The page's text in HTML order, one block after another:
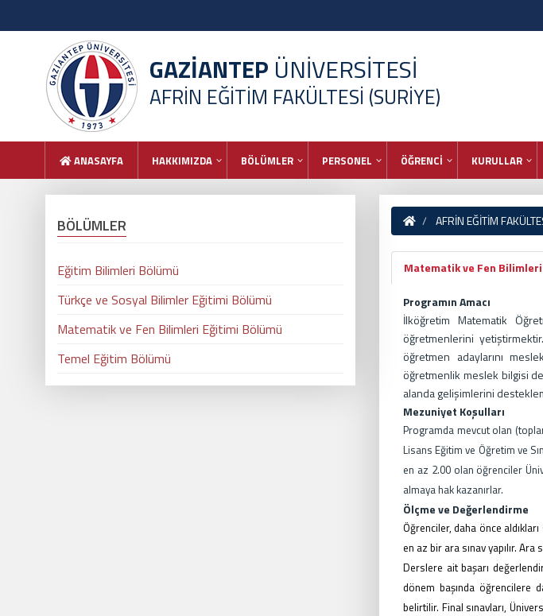
GAZİANTEP ÜNİVERSİTESİ
AFRİN EĞİTİM FAKÜLTESİ (SURİYE)
ANASAYFA HAKKIMIZDA BÖLÜMLER PERSONEL ÖĞRENCİ KURULLAR
AFRİN EĞİTİM
Matematik ve Fen
Programın Amacı
İlköğretim Matematik
öğretmenlerini
öğretmen adaylarını
öğretmenlik meslek bilgisi
alanda gelişimlerini
Mezuniyet Koşulları
Programda mevcut olan
Lisans Eğitim ve Öğretim ve
en az 2.00 olan öğrenciler
almaya hak kazanırlar.
Ölçme ve Değerlendirme
Öğrenciler, daha önce
en az bir ara sınav yapılır. Ara
Derslere ait başarı
dönem başında öğrencilere
belirtilir. Final sınavları,
BÖLÜMLER
Eğitim Bilimleri Bölümü
Türkçe ve Sosyal Bilimler Eğitimi Bölümü
Matematik ve Fen Bilimleri Eğitimi Bölümü
Temel Eğitim Bölümü